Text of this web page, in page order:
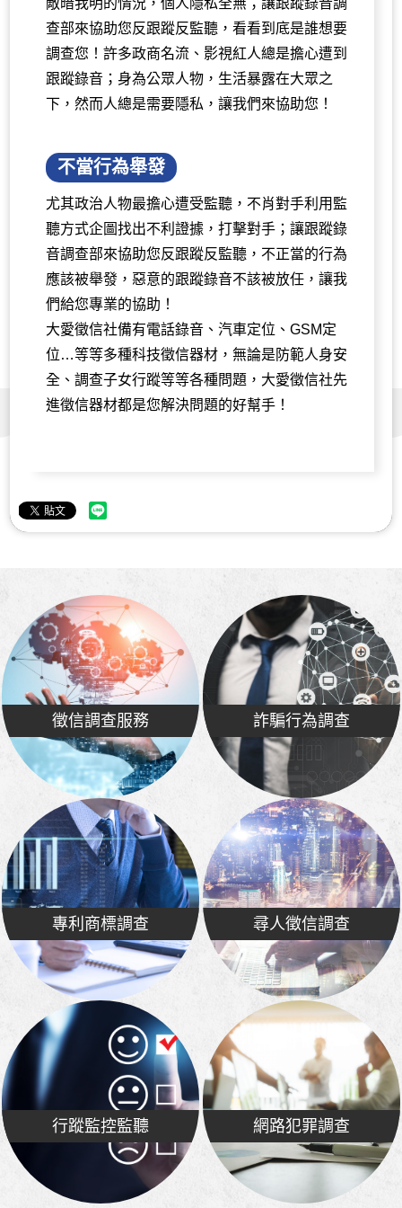
敵暗我明的情況，個人隱私全無；讓跟蹤錄音調
查部來協助您反跟蹤反監聽，看看到底是誰想要
調查您！許多政商名流、影視紅人總是擔心遭到
跟蹤錄音；身為公眾人物，生活暴露在大眾之
下，然而人總是需要隱私，讓我們來協助您！
不當行為舉發
尤其政治人物最擔心遭受監聽，不肖對手利用監
聽方式企圖找出不利證據，打擊對手；讓跟蹤錄
音調查部來協助您反跟蹤反監聽，不正當的行為
應該被舉發，惡意的跟蹤錄音不該被放任，讓我
們給您專業的協助！
大愛徵信社備有電話錄音、汽車定位、GSM定
位…等等多種科技徵信器材，無論是防範人身安
全、調查子女行蹤等等各種問題，大愛徵信社先
進徵信器材都是您解決問題的好幫手！
徵信調查服務 詐騙行為調查
專利商標調查 尋人徵信調查
行蹤監控監聽 網路犯罪調查